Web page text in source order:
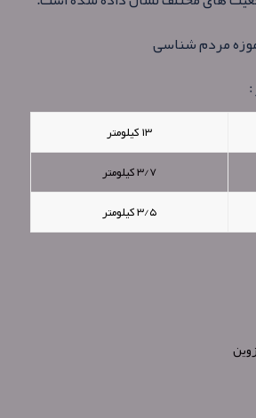
:
۱۳ کیلومتر
۳/۷ کیلومتر
۳/۵ کیلومتر